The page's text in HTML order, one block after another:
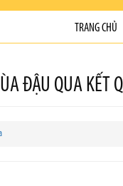
TRANG CHỦ
ĐẬU QUA KẾT